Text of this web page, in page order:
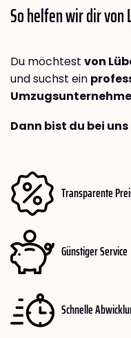
So helfen wir dir von
Du möchtest von
und suchst ein
Dann bist du bei
Transparente
Günstiger Service
Schnelle